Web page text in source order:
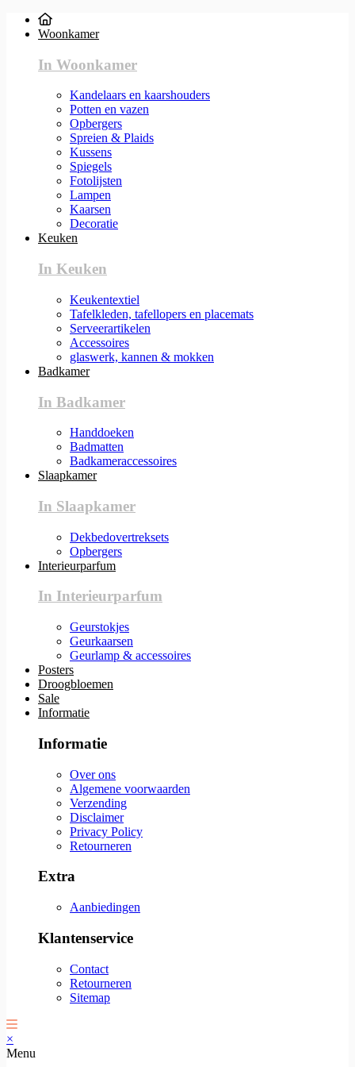
Woonkamer
In Woonkamer
Kandelaars en kaarshouders
Potten en vazen
Opbergers
Spreien & Plaids
Kussens
Spiegels
Fotolijsten
Lampen
Kaarsen
Decoratie
Keuken
In Keuken
Keukentextiel
Tafelkleden, tafellopers en placemats
Serveerartikelen
Accessoires
glaswerk, kannen & mokken
Badkamer
In Badkamer
Handdoeken
Badmatten
Badkameraccessoires
Slaapkamer
In Slaapkamer
Dekbedovertreksets
Opbergers
Interieurparfum
In Interieurparfum
Geurstokjes
Geurkaarsen
Geurlamp & accessoires
Posters
Droogbloemen
Sale
Informatie
Informatie
Over ons
Algemene voorwaarden
Verzending
Disclaimer
Privacy Policy
Retourneren
Extra
Aanbiedingen
Klantenservice
Contact
Retourneren
Sitemap
×
Menu